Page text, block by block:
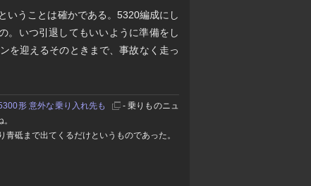
いうことは確かである。5320編成にし
。いつ引退してもいいように準備をし
を迎えるそのときまで、事故なく走っ
形 意外な乗り入れ先も
- 乗りものニュ
砥まで出てくるだけというものであった。